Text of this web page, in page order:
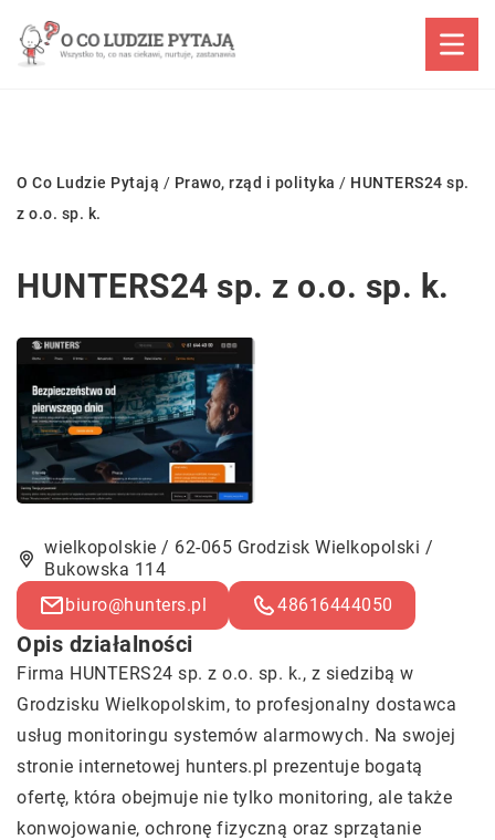
O Co Ludzie Pytają / Prawo, rząd i polityka / HUNTERS24 sp.
z o.o. sp. k.
HUNTERS24 sp. z o.o. sp. k.
wielkopolskie / 62-065 Grodzisk Wielkopolski /
Bukowska 114
biuro@hunters.pl
48616444050
Opis działalności
Firma HUNTERS24 sp. z o.o. sp. k., z siedzibą w
Grodzisku Wielkopolskim, to profesjonalny dostawca
usług monitoringu systemów alarmowych. Na swojej
stronie internetowej hunters.pl prezentuje bogatą
ofertę, która obejmuje nie tylko monitoring, ale także
konwojowanie, ochronę fizyczną oraz sprzątanie